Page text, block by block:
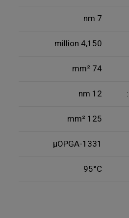
7 nm
4,150 million
74 mm²
12 nm
125 mm²
µOPGA-1331
95°C